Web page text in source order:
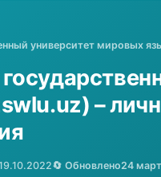
университет мировых
–
🔄 Обновлено24